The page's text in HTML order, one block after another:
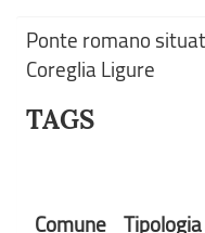
Ponte romano
Coreglia Ligure
TAGS
Comune Tipologia